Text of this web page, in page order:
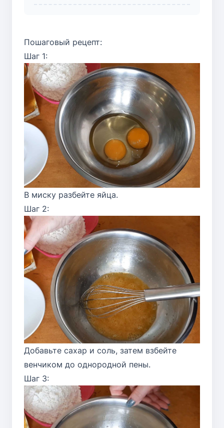
Пошаговый рецепт:
Шаг 1:
В миску разбейте яйца.
Шаг 2:
Добавьте сахар и соль, затем взбейте
венчиком до однородной пены.
Шаг 3: